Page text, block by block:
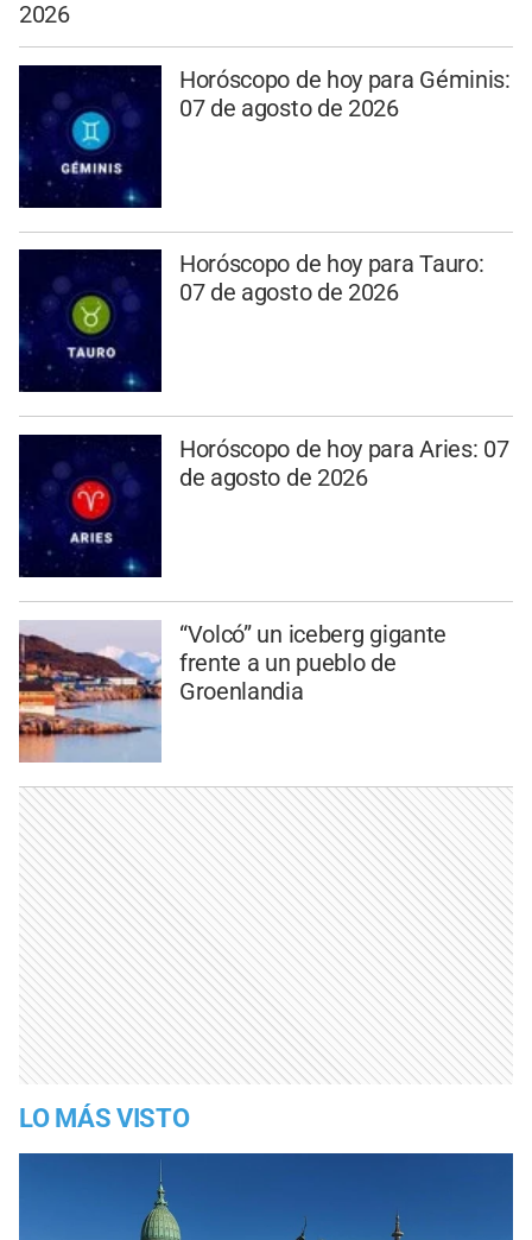
2026
Horóscopo de hoy para Géminis:
07 de agosto de 2026
Horóscopo de hoy para Tauro:
07 de agosto de 2026
Horóscopo de hoy para Aries: 07
de agosto de 2026
“Volcó” un iceberg gigante
frente a un pueblo de
Groenlandia
LO MÁS VISTO